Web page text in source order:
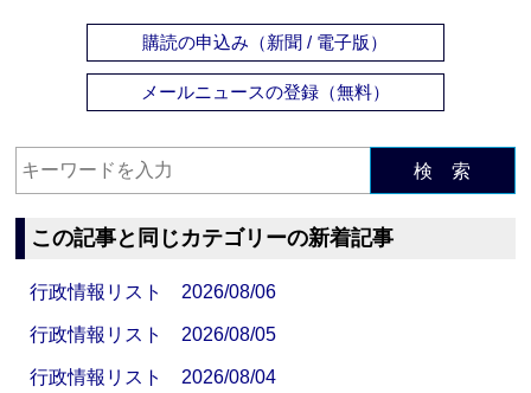
購読の申込み（新聞 / 電子版）
メールニュースの登録（無料）
検 索
この記事と同じカテゴリーの新着記事
行政情報リスト 2026/08/06
行政情報リスト 2026/08/05
行政情報リスト 2026/08/04